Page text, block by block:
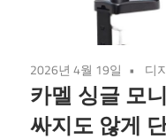
2026년 4월 19일 디
카멜 싱글 모
싸지도 않게